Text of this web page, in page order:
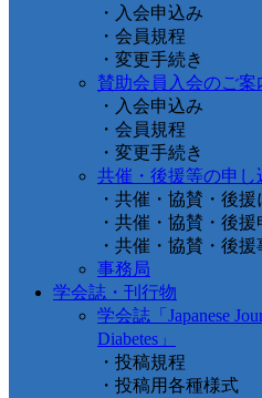
・入会申込み
・会員規程
・変更手続き
賛助会員入会のご案
・入会申込み
・会員規程
・変更手続き
共催・後援等の申し
・共催・協賛・後
・共催・協賛・後
・共催・協賛・後
事務局
学会誌・刊行物
学会誌「Japanese
Diabetes」
・投稿規程
・投稿用各種様式